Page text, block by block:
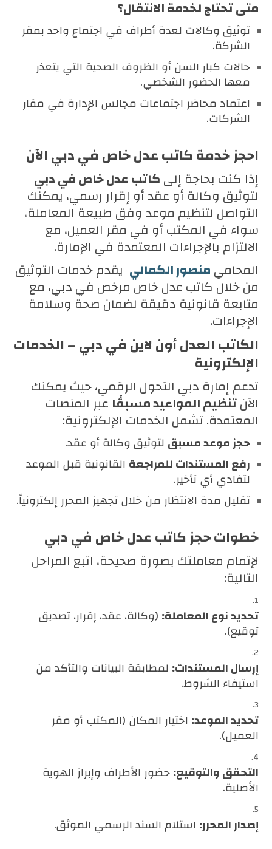
متى تحتاج لخدمة الانتقال؟
توثيق وكالات لعدة أطراف في اجتماع واحد بمقر
الشركة.
حالات كبار السن أو الظروف الصحية التي يتعذر
معها الحضور الشخصي.
اعتماد محاضر اجتماعات مجالس الإدارة في مقار
الشركات.
احجز خدمة كاتب عدل خاص في دبي الآن
إذا كنت بحاجة إلىكاتب عدل خاص في دبي
لتوثيق وكالة أو عقد أو إقرار رسمي، يمكنك
التواصل لتنظيم موعد وفق طبيعة المعاملة،
سواء في المكتب أو في مقر العميل، مع
الالتزام بالإجراءات المعتمدة في الإمارة.
المحاميمنصور الكمالي يقدم خدمات التوثيق
من خلال كاتب عدل خاص مرخص في دبي، مع
متابعة قانونية دقيقة لضمان صحة وسلامة
الإجراءات.
الكاتب العدل أون لاين في دبي – الخدمات
الإلكترونية
تدعم إمارة دبي التحول الرقمي، حيث يمكنك
الآنتنظيم المواعيد مسبقًا عبر المنصات
المعتمدة. تشمل الخدمات الإلكترونية:
حجز موعد مسبق لتوثيق وكالة أو عقد.
رفع المستندات للمراجعة القانونية قبل الموعد
لتفادي أي تأخير.
تقليل مدة الانتظار من خلال تجهيز المحرر إلكترونياً.
خطوات حجز كاتب عدل خاص في دبي
لإتمام معاملتك بصورة صحيحة، اتبع المراحل
التالية:
تحديد نوع المعاملة: (وكالة، عقد، إقرار، تصديق
توقيع).
إرسال المستندات: لمطابقة البيانات والتأكد من
استيفاء الشروط.
تحديد الموعد: اختيار المكان (المكتب أو مقر
العميل).
التحقق والتوقيع:حضور الأطراف وإبراز الهوية
الأصلية.
إصدار المحرر: استلام السند الرسمي الموثق.